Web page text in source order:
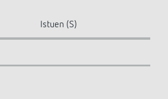
Istuen (S)